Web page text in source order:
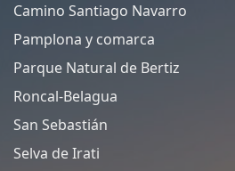
Camino Santiago Navarro
Pamplona y comarca
Parque Natural de Bertiz
Roncal-Belagua
San Sebastián
Selva de Irati